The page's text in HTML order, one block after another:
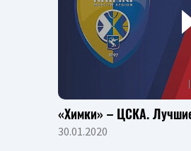
«Химки» – ЦСКА.
30.01.2020